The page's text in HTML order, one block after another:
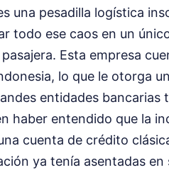
una pesadilla logística
todo ese caos en un
Esta empresa
lo que le otorga
entidades bancarias
haber entendido que la
cuenta de crédito
ya tenía asentadas en